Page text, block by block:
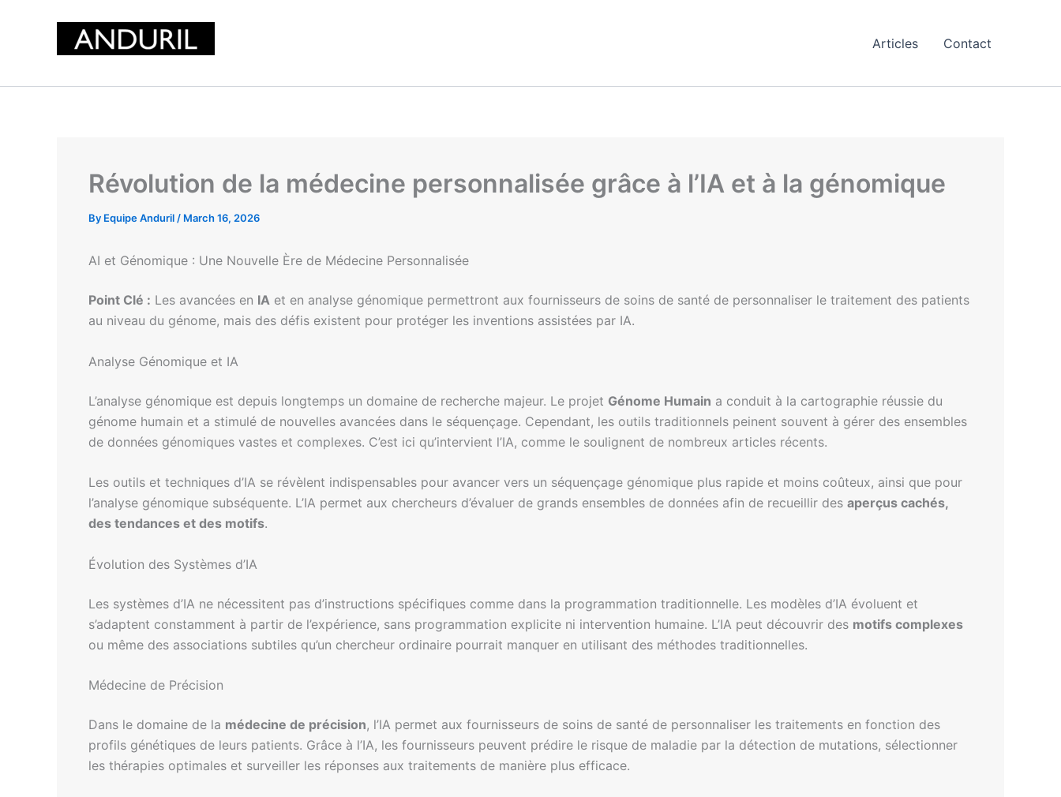
Articles Contact
Révolution de la médecine personnalisée grâce à l’IA et à la génomique
By Equipe Anduril / March 16, 2026
AI et Génomique : Une Nouvelle Ère de Médecine Personnalisée
Point Clé : Les avancées en IA et en analyse génomique permettront aux fournisseurs de soins de santé de personnaliser le traitement des patients
au niveau du génome, mais des défis existent pour protéger les inventions assistées par IA.
Analyse Génomique et IA
L’analyse génomique est depuis longtemps un domaine de recherche majeur. Le projet Génome Humain a conduit à la cartographie réussie du
génome humain et a stimulé de nouvelles avancées dans le séquençage. Cependant, les outils traditionnels peinent souvent à gérer des ensembles
de données génomiques vastes et complexes. C’est ici qu’intervient l’IA, comme le soulignent de nombreux articles récents.
Les outils et techniques d’IA se révèlent indispensables pour avancer vers un séquençage génomique plus rapide et moins coûteux, ainsi que pour
l’analyse génomique subséquente. L’IA permet aux chercheurs d’évaluer de grands ensembles de données afin de recueillir des aperçus cachés,
des tendances et des motifs.
Évolution des Systèmes d’IA
Les systèmes d’IA ne nécessitent pas d’instructions spécifiques comme dans la programmation traditionnelle. Les modèles d’IA évoluent et
s’adaptent constamment à partir de l’expérience, sans programmation explicite ni intervention humaine. L’IA peut découvrir des motifs complexes
ou même des associations subtiles qu’un chercheur ordinaire pourrait manquer en utilisant des méthodes traditionnelles.
Médecine de Précision
Dans le domaine de la médecine de précision, l’IA permet aux fournisseurs de soins de santé de personnaliser les traitements en fonction des
profils génétiques de leurs patients. Grâce à l’IA, les fournisseurs peuvent prédire le risque de maladie par la détection de mutations, sélectionner
les thérapies optimales et surveiller les réponses aux traitements de manière plus efficace.